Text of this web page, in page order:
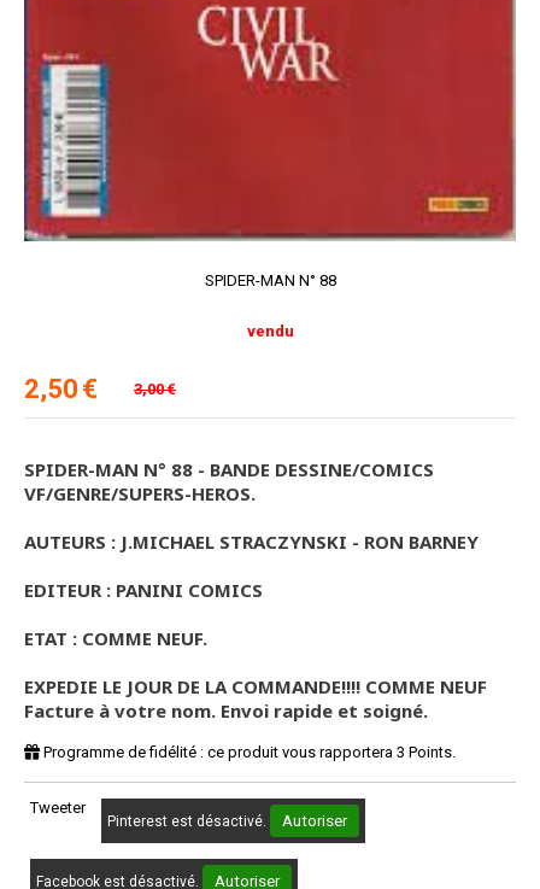
SPIDER-MAN N° 88
2,50 € 3,00€
vendu
SPIDER-MAN N° 88 - BANDE DESSINE/COMICS
VF/GENRE/SUPERS-HEROS.
AUTEURS : J.MICHAEL STRACZYNSKI - RON BARNEY
EDITEUR : PANINI COMICS
ETAT : COMME NEUF.
EXPEDIE LE JOUR DE LA COMMANDE!!!! COMME NEUF
Facture à votre nom. Envoi rapide et soigné.
Programme de fidélité : ce produit vous rapportera 3 Points.
Tweeter
Pinterest est désactivé. Autoriser
Facebook est désactivé. Autoriser